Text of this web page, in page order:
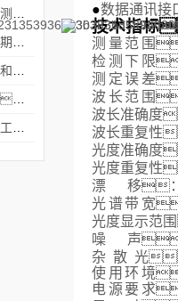
●数据通讯
技术指标
测量范 围
检测下 限
测定误 差
波长范 围
波长准确度
波长重复性
光度准确度
光度重复性
漂 移：
光谱带 宽
光度显示范
噪 声
杂散 光
使用环 境
电源要 求